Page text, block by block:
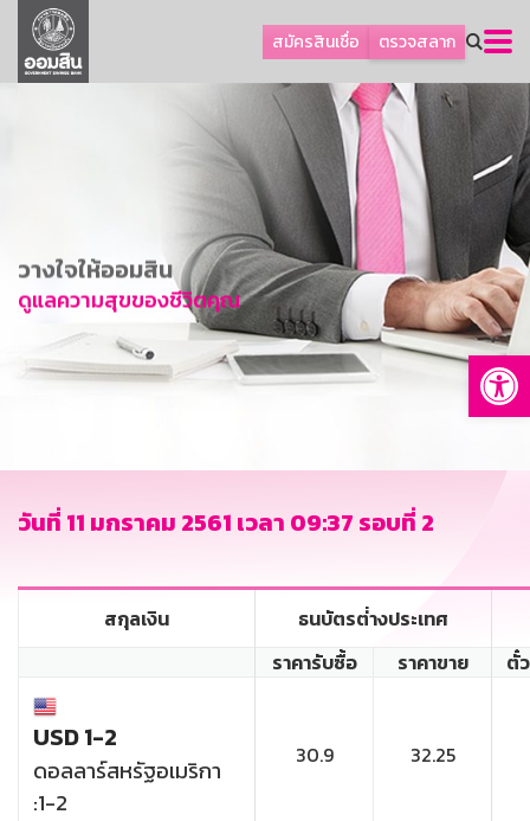
สมัครสินเชื่อ ตรวจสลาก
ลูกค้าธุรกิจ
ลูกค้าผู้ประกอบรายย่อย
การพัฒนาที่ยั่งยืน
ข่าวสาร
บริการทางการเงิน
อื่นๆ
GSB Society
วางใจให้ออมสิน
ดูแลความสุขของชีวิตคุณ
วันที่ 11 มกราคม 2561 เวลา 09:37 รอบที่ 2
สกุลเงิน
ธนบัตรต่่างประเทศ
ราคารับซื้อ
ราคาขาย ตั๋
USD 1-2
ดอลลาร์สหรัฐอเมริกา
:1-2
30.9 32.25